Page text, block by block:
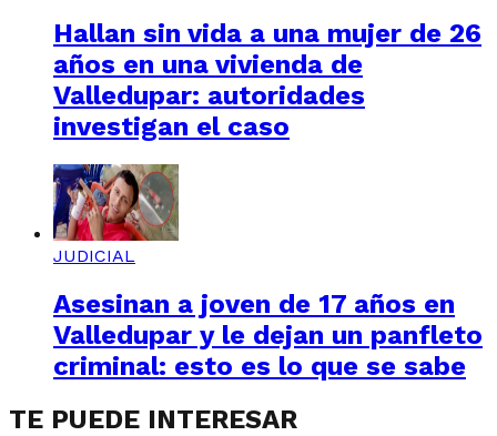
Hallan sin vida a una mujer de 26
años en una vivienda de
Valledupar: autoridades
investigan el caso
JUDICIAL
Asesinan a joven de 17 años en
Valledupar y le dejan un panfleto
criminal: esto es lo que se sabe
TE PUEDE INTERESAR